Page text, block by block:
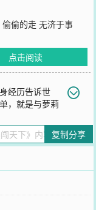
偷的走 无济于事
点击阅读
经历告诉世
，就是与萝莉
哪个堡子的？吴三
志匡扶社稷，驱除鞑
陈骏德在这乱世当中
此拉开了序幕……
复制分享